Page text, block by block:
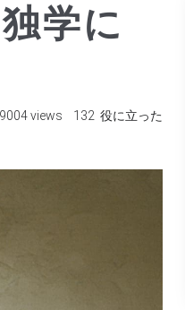
学に
views 132 役に立った